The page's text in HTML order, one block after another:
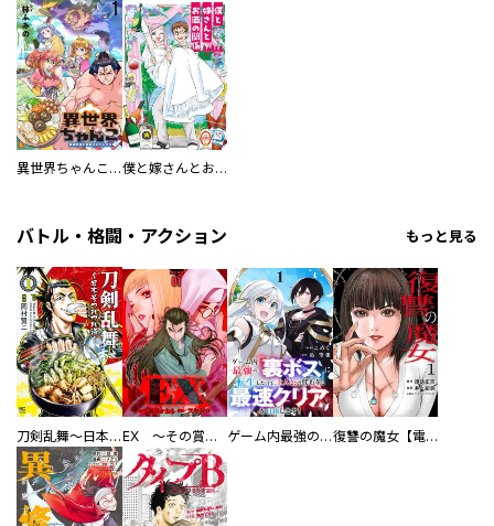
異世界ちゃんこ～横綱目前に召喚されたんだが～ 【連載版】 僕と嫁さんとお酒の関係
バトル・格闘・アクション もっと見る
刀剣乱舞～日本号つれづれ酒～ EX ～その賞金稼ぎは、世界の出口を探す～【単行本版】 ゲーム内最強の『裏ボス』に転生したので、主人公の代わりに最速クリアを目指します！【電子単行本版】 復讐の魔女【電子単行本版】